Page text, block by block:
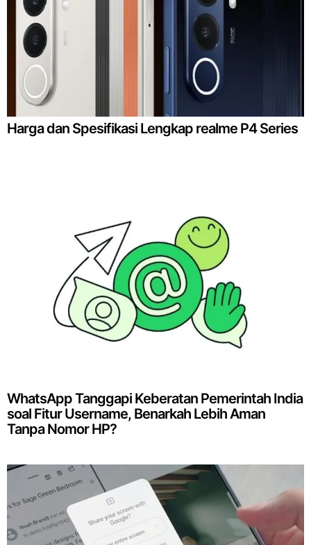
Harga dan Spesifikasi Lengkap realme P4 Series
WhatsApp Tanggapi Keberatan Pemerintah India
soal Fitur Username, Benarkah Lebih Aman
Tanpa Nomor HP?